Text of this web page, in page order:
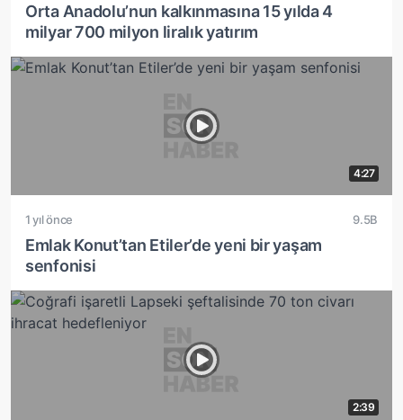
Orta Anadolu’nun kalkınmasına 15 yılda 4
milyar 700 milyon liralık yatırım
4:27
1 yıl önce 9.5B
Emlak Konut’tan Etiler’de yeni bir yaşam
senfonisi
2:39